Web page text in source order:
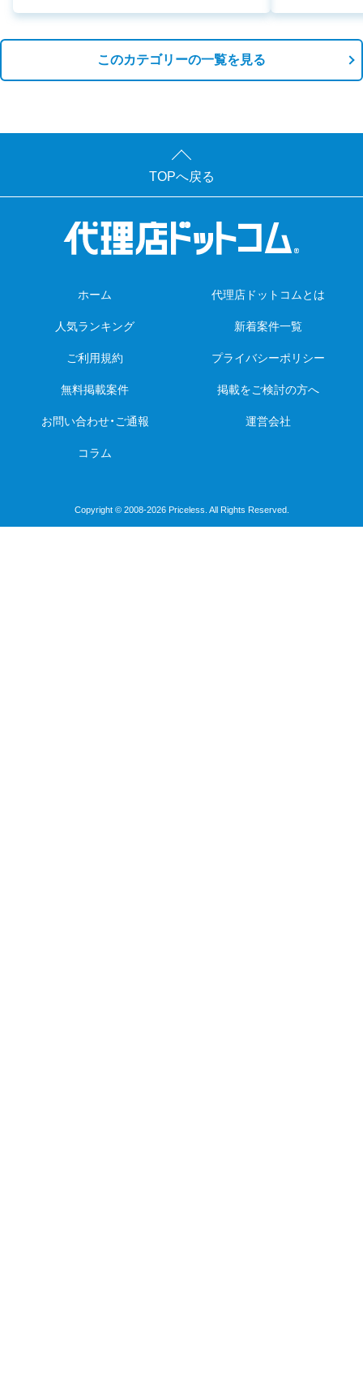
このカテゴリーの一覧を見る
TOPへ戻る
ホーム 代理店ドットコムとは
人気ランキング 新着案件一覧
ご利用規約 プライバシーポリシー
無料掲載案件 掲載をご検討の方へ
お問い合わせ・ご通報 運営会社
コラム
Copyright © 2008-2026 Priceless. All Rights Reserved.